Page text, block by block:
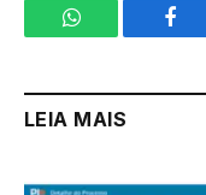
WhatsApp
LEIA MAIS